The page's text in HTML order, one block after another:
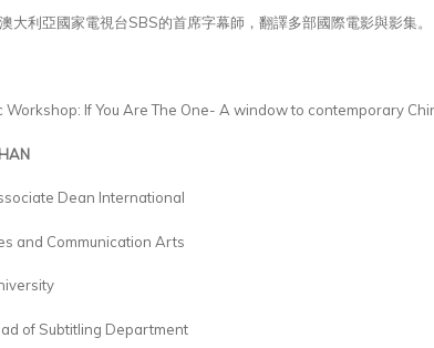
大利亞國家電視台SBS的首席字幕師，翻譯多部國際電影與影集。
Workshop: If You Are The One- A window to contemporary
Dean International
and Communication Arts
of Subtitling Department